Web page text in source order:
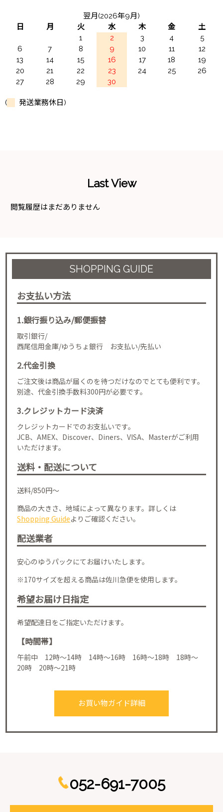
翌月(2026年9月)
日
月 火 水 木 金
土
1
2 3 4
5
6
7 8 9 10 11
12
13
14 15 16 17 18
19
20
21 22 23 24 25
26
27
28 29 30
( 発送業務休日)
Last View
閲覧履歴はまだありません
SHOPPING GUIDE
お支払い方法
1.銀行振り込み/郵便振替
取引銀行/
西尾信用金庫/ゆうちょ銀行 お支払い/先払い
2.代金引換
ご注文後は商品が届くのを待つだけなのでとても便利です。
別途、代金引換手数料300円が必要です。
3.クレジットカード決済
クレジットカードでのお支払いです。
JCB、AMEX、Discover、Diners、VISA、Masterがご利用
いただけます。
送料・配送について
送料/850円～
商品の大きさ、地域によって異なります。詳しくは
Shopping Guideよりご確認ください。
配送業者
安心のゆうパックにてお届けいたします。
※170サイズを超える商品は佐川急便を使用します。
希望お届け日指定
希望配達日をご指定いただけます。
【時間帯】
午前中 12時～14時 14時～16時 16時～18時 18時～
20時 20時～21時
お買い物ガイド詳細
052-691-7005